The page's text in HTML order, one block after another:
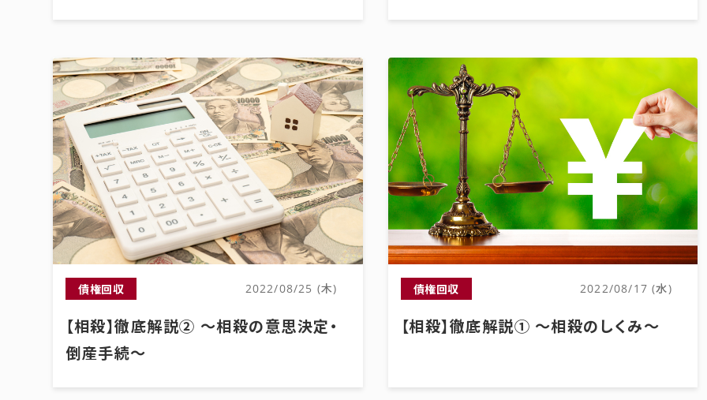
債権回収 2022/08/25 (木)
【相殺】徹底解説② ～相殺の意思決定・
倒産手続～
債権回収 2022/08/17 (水)
【相殺】徹底解説① ～相殺のしくみ～